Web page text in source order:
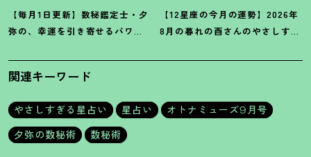
【毎月1日更新】数秘鑑定士・夕
弥の、幸運を引き寄せるパワー
【12星座の今月の運勢】2026年
8月の暮れの酉さんのやさしすぎ
関連キーワード
やさしすぎる星占い 星占い
オトナミューズ9月号
夕弥の数秘術
数秘術